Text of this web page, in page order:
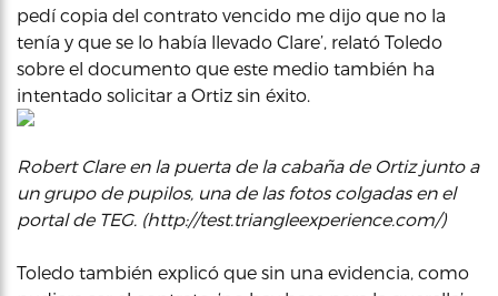
pedí copia del contrato vencido me dijo que no la
tenía y que se lo había llevado Clare’, relató Toledo
sobre el documento que este medio también ha
intentado solicitar a Ortiz sin éxito.
Robert Clare en la puerta de la cabaña de Ortiz junto a
un grupo de pupilos, una de las fotos colgadas en el
portal de TEG. (http://test.triangleexperience.com/)
Toledo también explicó que sin una evidencia, como